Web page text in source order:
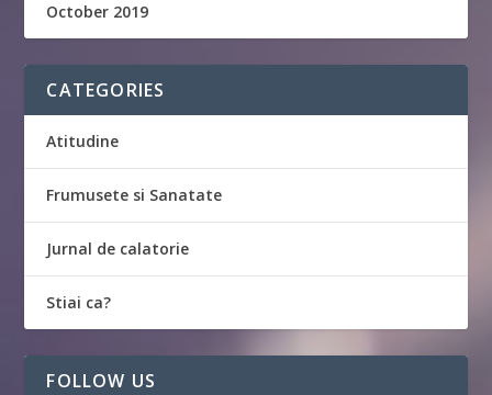
October 2019
CATEGORIES
Atitudine
Frumusete si Sanatate
Jurnal de calatorie
Stiai ca?
FOLLOW US